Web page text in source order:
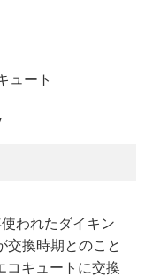
ート
われたダイキン
交換時期とのこと
コキュートに交換